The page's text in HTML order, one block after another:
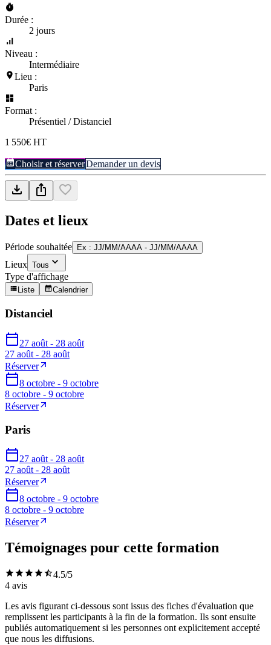
Durée :
2 jours
Niveau :
Intermédiaire
Lieu :
Paris
Format :
Présentiel / Distanciel
1 550€ HT
Choisir et réserverDemander un devis
Dates et lieux
Période souhaitée Ex : JJ/MM/AAAA - JJ/MM/AAAA
Lieux Tous
Type d'affichage
Liste Calendrier
Distanciel
27 août - 28 août
27 août - 28 août
Réserver
8 octobre - 9 octobre
8 octobre - 9 octobre
Réserver
Paris
27 août - 28 août
27 août - 28 août
Réserver
8 octobre - 9 octobre
8 octobre - 9 octobre
Réserver
Témoignages pour cette formation
4.5/5
4 avis
Les avis figurant ci-dessous sont issus des fiches d'évaluation que
remplissent les participants à la fin de la formation. Ils sont ensuite
publiés automatiquement si les personnes ont explicitement accepté
que nous les diffusions.